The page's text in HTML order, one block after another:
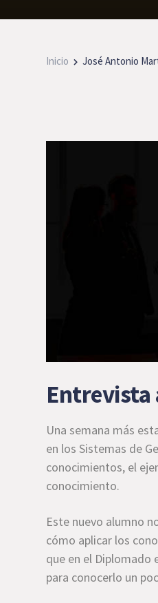
Inicio José Antonio
Entrevista
Una semana más
en los Sistemas de
conocimientos, el
conocimiento.
Este nuevo alumno
cómo aplicar los
que en el Diplomado
para conocerlo un